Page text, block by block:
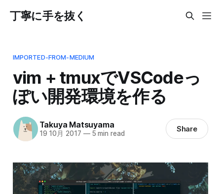
丁寧に手を抜く
IMPORTED-FROM-MEDIUM
vim + tmuxでVSCodeっ
ぽい開発環境を作る
Takuya Matsuyama
19 10月 2017 —5 min read Share